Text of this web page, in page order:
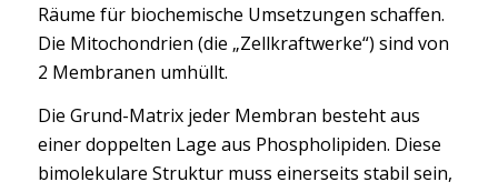
Räume für biochemische Umsetzungen schaffen.
Die Mitochondrien (die „Zellkraftwerke“) sind von
2 Membranen umhüllt.
Die Grund-Matrix jeder Membran besteht aus
einer doppelten Lage aus Phospholipiden. Diese
bimolekulare Struktur muss einerseits stabil sein,